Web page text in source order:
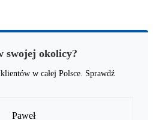
swojej okolicy?
w całej Polsce. Sprawdź